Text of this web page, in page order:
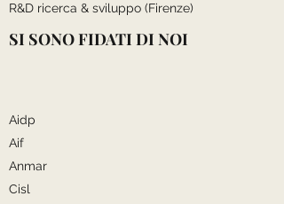
R&D ricerca & sviluppo (Firenze)
SI SONO FIDATI DI NOI
Aidp
Aif
Anmar
Cisl